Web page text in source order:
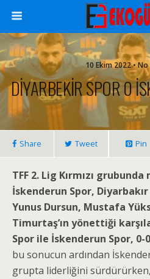
10 Ekim 2022 •
DİYARBEKİR SPOR 0
Share Tweet Pin
TFF 2. Lig Kırmızı
İskenderun Spor,
Yunus Dursun, Mustafa
Timurtaş’ın yönettiği
Spor ile İskenderun Spor, 0-
bu sonucun ardından
grupta liderliğini